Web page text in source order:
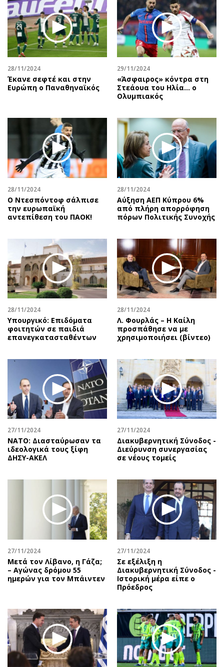
28/11/2024
Έκανε σεφτέ και στην
Ευρώπη ο Παναθηναϊκός
29/11/2024
«Άσφαιρος» κόντρα στη
Στεάουα του Ηλία... ο
Ολυμπιακός
28/11/2024
Ο Ντεσπόντοφ σάλπισε
την ευρωπαϊκή
αντεπίθεση του ΠΑΟΚ!
28/11/2024
Αύξηση ΑΕΠ Κύπρου 6%
από πλήρη απορρόφηση
πόρων Πολιτικής Συνοχής
28/11/2024
Υπουργικό: Επιδόματα
φοιτητών σε παιδιά
επανεγκατασταθέντων
28/11/2024
Λ. Φουρλάς – Η Καίλη
προσπάθησε να με
χρησιμοποιήσει (βίντεο)
27/11/2024
ΝΑΤΟ: Διασταύρωσαν τα
ιδεολογικά τους ξίφη
ΔΗΣΥ-ΑΚΕΛ
27/11/2024
Διακυβερνητική Σύνοδος -
Διεύρυνση συνεργασίας
σε νέους τομείς
27/11/2024
Μετά τον Λίβανο, η Γάζα;
– Αγώνας δρόμου 55
ημερών για τον Μπάιντεν
27/11/2024
Σε εξέλιξη η
Διακυβερνητική Σύνοδος -
Ιστορική μέρα είπε ο
Πρόεδρος